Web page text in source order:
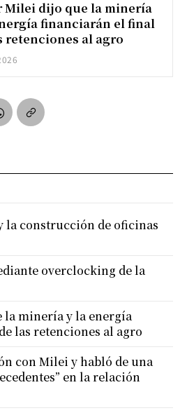
Milei dijo que la minería
financiarán el final
retenciones al agro
la construcción de oficinas
overclocking de la
la minería y la energía
las retenciones al agro
con Milei y habló de una
en la relación